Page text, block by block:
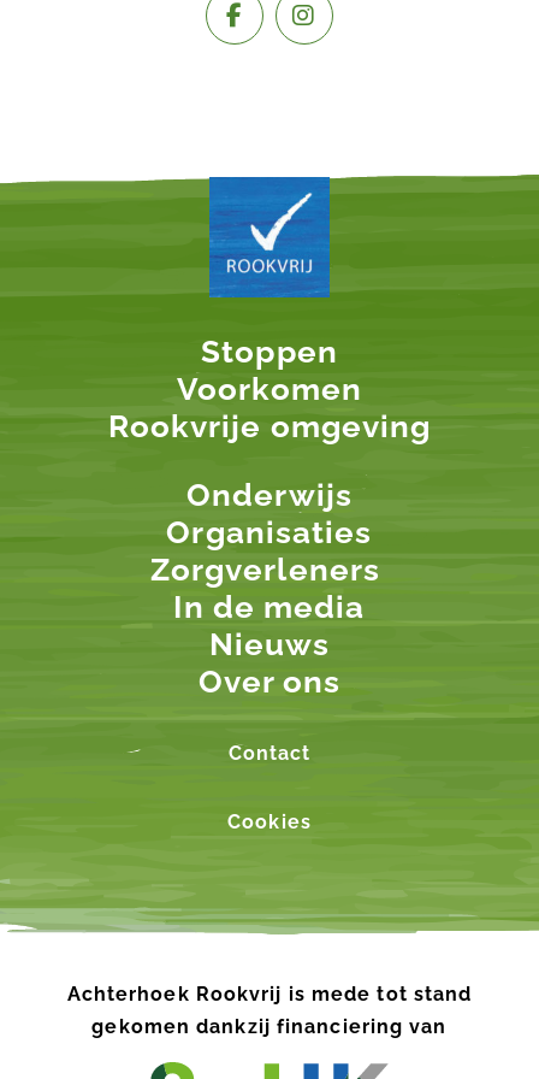
Stoppen
Voorkomen
Rookvrije omgeving
Onderwijs
Organisaties
Zorgverleners
In de media
Nieuws
Over ons
Contact
Cookies
Achterhoek Rookvrij is mede tot stand
gekomen dankzij financiering van